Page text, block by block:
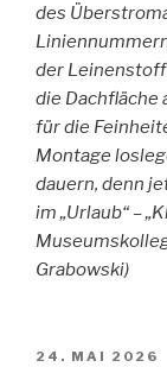
des
der Leinenstoff
die Dachfläche
für die
Montage
dauern, denn
im „Urlaub“ –
Grabowski)
24. MAI 2026